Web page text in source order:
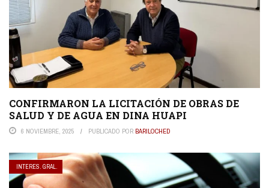
CONFIRMARON LA LICITACIÓN DE OBRAS DE
SALUD Y DE AGUA EN DINA HUAPI
6 NOVIEMBRE, 2025 PUBLICADO POR BARILOCHED
INTERES. GRAL.